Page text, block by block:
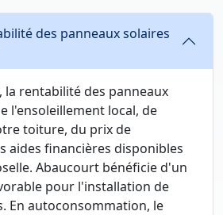
des panneaux solaires
la rentabilité des panneaux
l'ensoleillement local, de
toiture, du prix de
aides financières disponibles
Abaucourt bénéficie d'un
pour l'installation de
En autoconsommation, le